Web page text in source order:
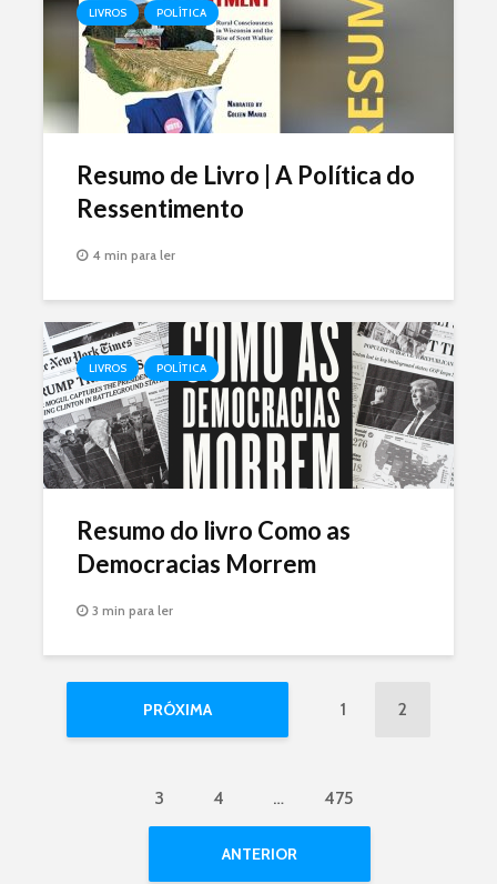
LIVROS POLÍTICA
Resumo de Livro | A Política do
Ressentimento
4 min para ler
LIVROS POLÍTICA
Resumo do livro Como as
Democracias Morrem
3 min para ler
PRÓXIMA 1 2
3 4 … 475
ANTERIOR